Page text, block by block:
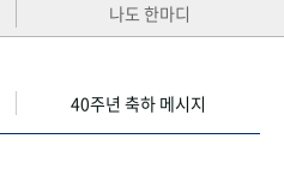
나도 한마디
40주년 축하 메시지